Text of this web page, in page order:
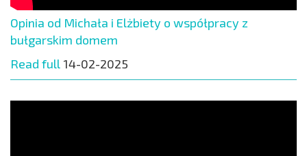
Opinia od Michała i Elżbiety o współpracy z
bułgarskim domem
Read full 14-02-2025